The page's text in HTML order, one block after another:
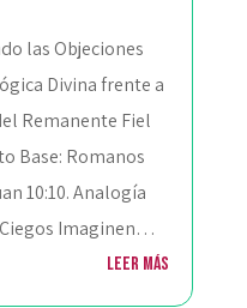
las Objeciones
Divina frente a
Remanente Fiel
Base: Romanos
10:10. Analogía
Imaginen…
Leer más